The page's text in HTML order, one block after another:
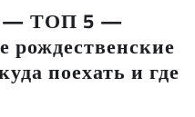
— ТОП 5 —
поехать и где